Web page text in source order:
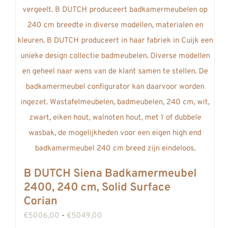
Deze
optie
kan
gekozen
worden
op
de
productpagina
B DUTCH Siena Badkamermeubel
2400, 240 cm, Solid Surface
Corian
€5006,00 - €5049,00